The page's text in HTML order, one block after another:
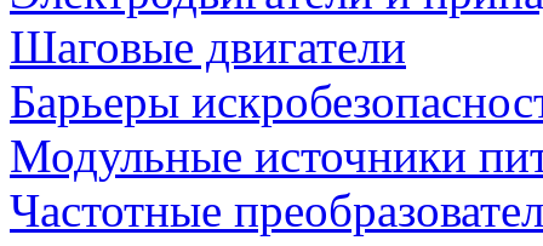
Шаговые двигатели
Барьеры
Модульные источники
Частотные